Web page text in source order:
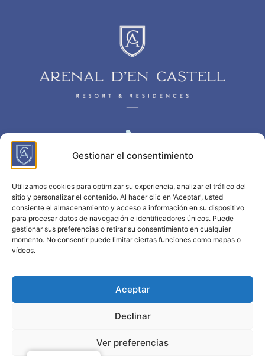
Gestionar el consentimiento
Utilizamos cookies para optimizar su experiencia, analizar el tráfico del
sitio y personalizar el contenido. Al hacer clic en 'Aceptar', usted
consiente el almacenamiento y acceso a información en su dispositivo
para procesar datos de navegación e identificadores únicos. Puede
gestionar sus preferencias o retirar su consentimiento en cualquier
momento. No consentir puede limitar ciertas funciones como mapas o
vídeos.
Aceptar
Declinar
Ver preferencias
LLÁMANOS
ENVÍANOS UN MENSAJE
hello@arenal-residences.com
LOCALIZACIÓN
Calle S’Arenal 4 07740 Arenal d’en Castell Menorca (Illes Balears)